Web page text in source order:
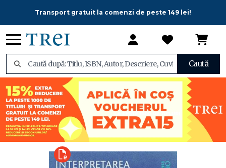
Transport gratuit la comenzi de peste 149 lei!
Caută